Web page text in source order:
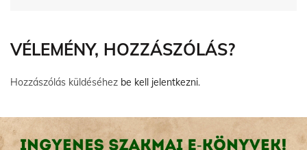
VÉLEMÉNY, HOZZÁSZÓLÁS?
Hozzászólás küldéséhez be kell jelentkezni.